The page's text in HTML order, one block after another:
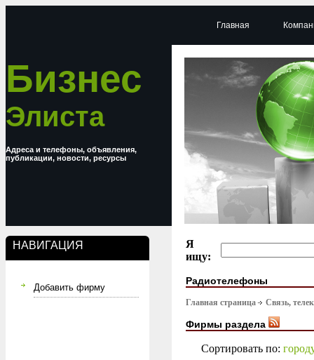
Бизнес
Элиста
Адреса и телефоны, объявления,
публикации, новости, ресурсы
НАВИГАЦИЯ
Добавить фирму
Главная
Я
ищу:
Радиотелефоны
Главная страница Связь,
Фирмы раздела
Сортировать по: